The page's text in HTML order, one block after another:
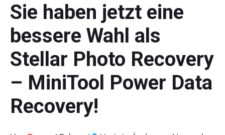
Sie haben jetzt eine
bessere Wahl als
Stellar Photo Recovery
– MiniTool Power Data
Recovery!